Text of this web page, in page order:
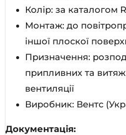
Колір: за каталогом
Монтаж: до
іншої плоскої
Призначення:
припливних та
вентиляції
Виробник: Вентс
Документація: